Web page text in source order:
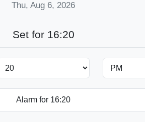
Thu, Aug 6, 2026
Set for 16:20